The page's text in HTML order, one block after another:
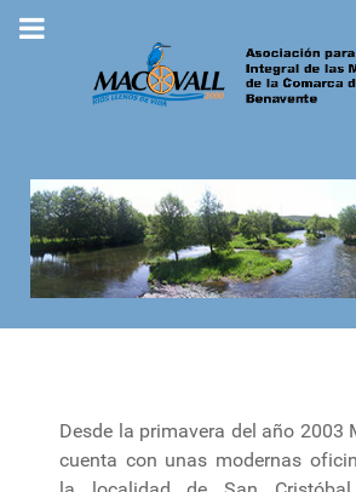
Desde la primavera del año 2003
cuenta con unas modernas